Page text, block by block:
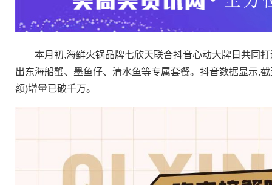
本月初,海鲜火锅品牌七欣天联合抖音心动大牌日共同打
出东海船蟹、墨鱼仔、清水鱼等专属套餐。抖音数据显示,
额)增量已破千万。